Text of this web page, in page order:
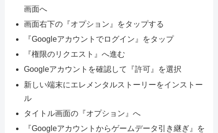
画面へ
画面右下の『オプション』をタップする
『Googleアカウントでログイン』をタップ
『権限のリクエスト』へ進む
Googleアカウントを確認して『許可』を選択
新しい端末にエレメンタルストーリーをインストー
ル
タイトル画面の『オプション』へ
『Googleアカウントからゲームデータ引き継ぎ』を